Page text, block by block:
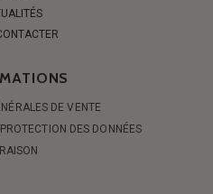
DE VENTE
DES DONNÉES